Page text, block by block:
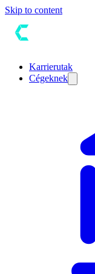
Skip to content
Karrierutak
Cégeknek